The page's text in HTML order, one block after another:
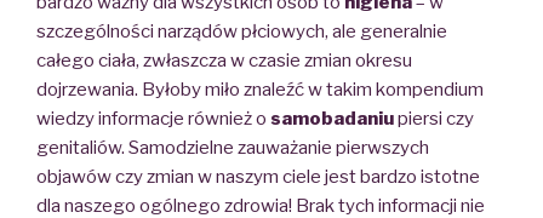
szczególności narządów płciowych, ale generalnie
całego ciała, zwłaszcza w czasie zmian okresu
dojrzewania. Byłoby miło znaleźć w takim kompendium
wiedzy informacje również o samobadaniupiersi czy
genitaliów. Samodzielne zauważanie pierwszych
objawów czy zmian w naszym ciele jest bardzo istotne
dla naszego ogólnego zdrowia! Brak tych informacji nie